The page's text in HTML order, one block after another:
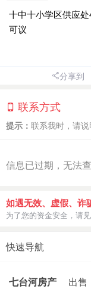
十中十小学区供应处
可议
分享到
联系方式
提示： 联系我时，请
信息已过期，无法
如遇无效、虚假、诈
为了您的资金安全，请
快速导航
七台河房产 出售